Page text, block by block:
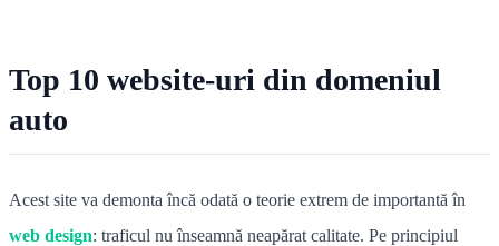
Top 10 website-uri din domeniul
auto
Acest site va demonta încă odată o teorie extrem de importantă în
web design: traficul nu înseamnă neapărat calitate. Pe principiul